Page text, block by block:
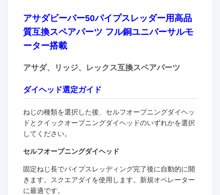
アサダビーバー50パイプスレッダー用高品
質互換スペアパーツ フル銅ユニバーサルモ
ーター搭載
アサダ、リッジ、レックス互換スペアパーツ
ダイヘッド選定ガイド
ねじの種類を選択した後、セルフオープニングダイヘッ
ドとクイックオープニングダイヘッドのいずれかを選択
してください。
セルフオープニングダイヘッド
固定ねじ長でパイプスレッディング完了後に自動的に開
きます。スクエアダイを使用します。新規オペレーター
に最適です。